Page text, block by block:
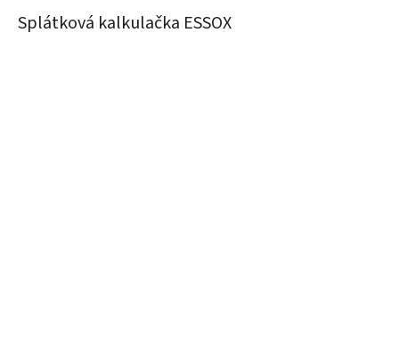
Splátková kalkulačka ESSOX